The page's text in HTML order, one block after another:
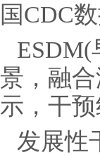
国CDC数
景，融
示，干
发展性